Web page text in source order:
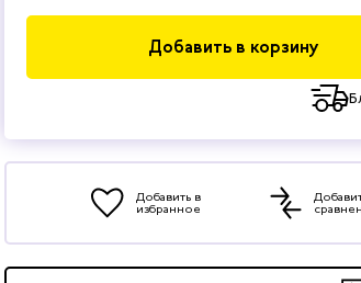
Добавить в корзину
Добавить в
избранное